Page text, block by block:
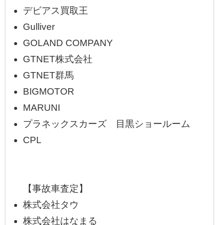
デビアス買取王
Gulliver
GOLAND COMPANY
GTNET株式会社
GTNET群馬
BIGMOTOR
MARUNI
プラネックスカーズ 目黒ショールーム
CPL
【事故車査定】
株式会社タウ
株式会社はなまる